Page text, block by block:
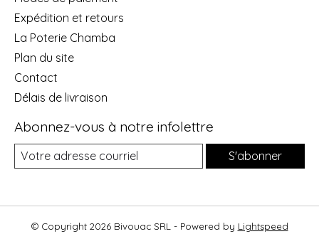
Expédition et retours
La Poterie Chamba
Plan du site
Contact
Délais de livraison
Abonnez-vous à notre infolettre
S'abonner
© Copyright 2026 Bivouac SRL - Powered by Lightspeed